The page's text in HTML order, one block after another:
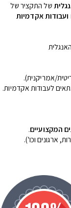
של התקציר של
אקדמיות
אמריקנית).
לעבודות אקדמיות.
המקצועיים.
ארגונים וכו').